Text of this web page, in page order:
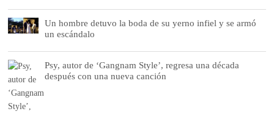
Un hombre detuvo la boda de su yerno infiel y se armó
un escándalo
Psy, autor de ‘Gangnam Style’, regresa una década
después con una nueva canción